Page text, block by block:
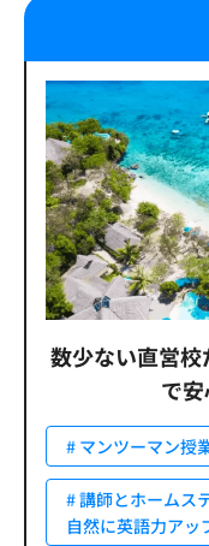
数少ない直営校
で
# マンツーマン授
# 講師とホームス
自然に英語力アッ